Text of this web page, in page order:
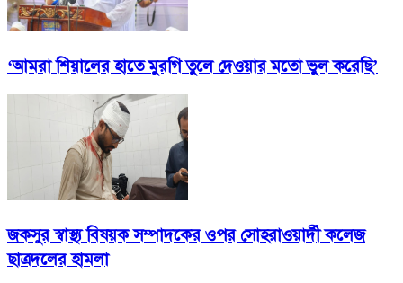
‘আমরা শিয়ালের হাতে মুরগি তুলে দেওয়ার মতো ভুল করেছি’
জকসুর স্বাস্থ্য বিষয়ক সম্পাদকের ওপর সোহরাওয়ার্দী কলেজ
ছাত্রদলের হামলা